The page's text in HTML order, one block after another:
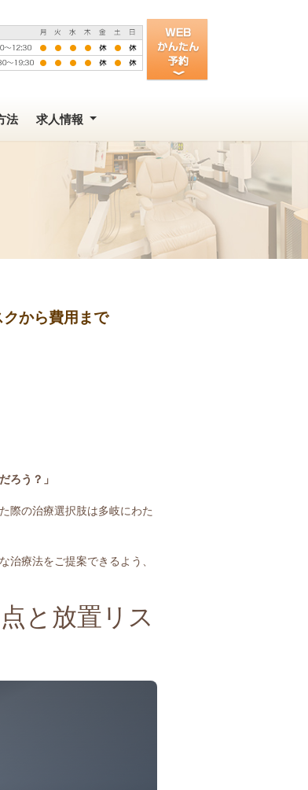
法 求人情報
クから費用まで
ろう？」
際の治療選択肢は多岐にわた
治療法をご提案できるよう、
と放置リス